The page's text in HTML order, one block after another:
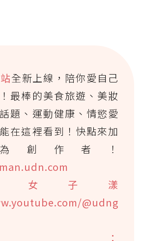
全新上線，陪你愛自己
最棒的美食旅遊、美妝
題、運動健康、情慾愛
在這裡看到！快點來加
創作者！
女子漾
@udng
：